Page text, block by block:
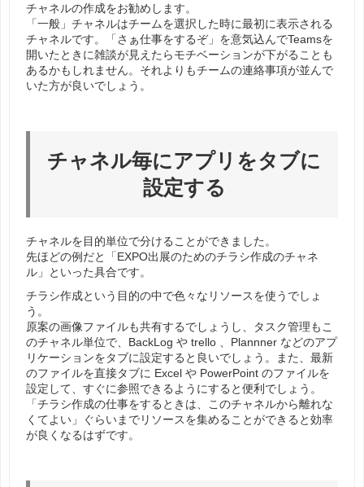
チャネルの作成をお勧めします。
「一般」チャネルはチームを選択した時に最初に表示される
チャネルです。「さぁ仕事をするぞ」を意気込んでTeamsを
開いたときに雑談が見えたらモチベーションが下がることも
あるかもしれません。それよりもチームの連絡事項が並んで
いた方が良いでしょう。
チャネル毎にアプリをタブに
設定する
チャネルを目的単位で分けることができました。
先ほどの例だと「EXPO出展のためのチラシ作成のチャネ
ル」といった具合です。
チラシ作成という目的の中で色々なリソースを使うでしょ
う。
原案の画像ファイルも共有するでしょうし、タスク管理もこ
のチャネル単位で、BackLog や trello 、Plannner などのアプ
リケーションをタブに設定すると良いでしょう。また、最新
のファイルを直接タブに Excel や PowerPoint のファイルを
設定して、すぐに参照できるようにすると便利でしょう。
「チラシ作成の仕事をするときは、このチャネルから離れな
くてよい」ぐらいまでリソースを集めることができると効率
が良くなるはずです。